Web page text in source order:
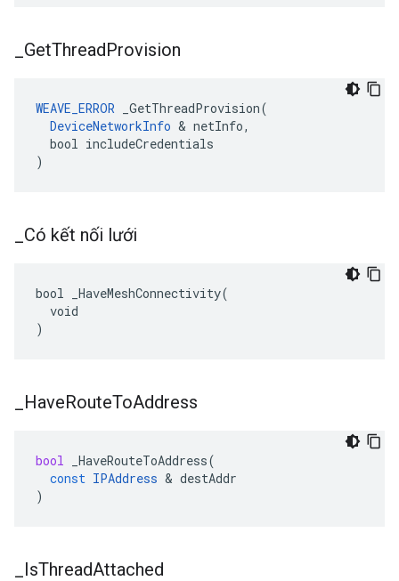
GetThreadProvision
WEAVE_ERROR _GetThreadProvision(
DeviceNetworkInfo & netInfo,
  bool includeCredentials
)
Có kết nối lưới
bool _HaveMeshConnectivity(
  void
)
HaveRouteToAddress
bool _HaveRouteToAddress(
const IPAddress & destAddr
)
IsThreadAttached